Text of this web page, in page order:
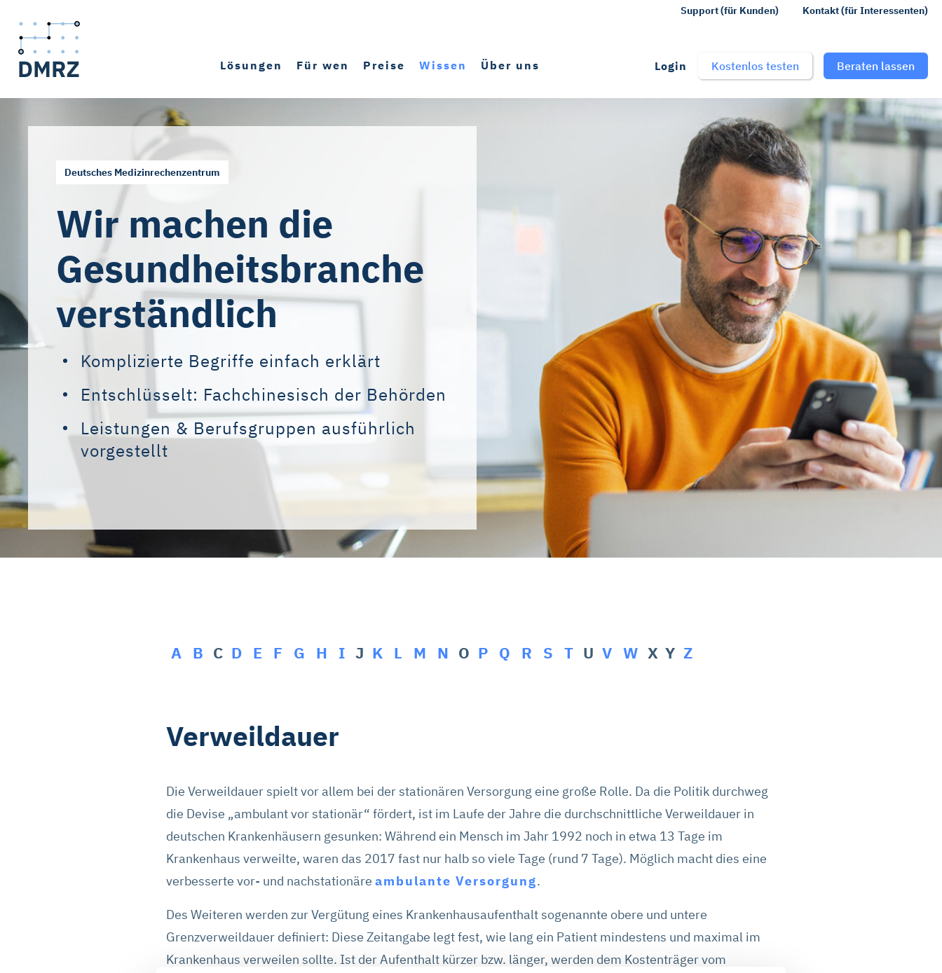
Support (für Kunden) Kontakt (für Interessenten)
Lösungen Für wen Preise Wissen Über uns Login Kostenlos testen Beraten lassen
Deutsches Medizinrechenzentrum
Wir machen die
Gesundheitsbranche
verständlich
Komplizierte Begriffe einfach erklärt
Entschlüsselt: Fachchinesisch der Behörden
Leistungen & Berufsgruppen ausführlich
vorgestellt
A B C D E F G H I J K L M N O P Q R S T U V W X Y Z
Verweildauer
Die Verweildauer spielt vor allem bei der stationären Versorgung eine große Rolle. Da die Politik durchweg
die Devise „ambulant vor stationär“ fördert, ist im Laufe der Jahre die durchschnittliche Verweildauer in
deutschen Krankenhäusern gesunken: Während ein Mensch im Jahr 1992 noch in etwa 13 Tage im
Krankenhaus verweilte, waren das 2017 fast nur halb so viele Tage (rund 7 Tage). Möglich macht dies eine
verbesserte vor- und nachstationäreambulante Versorgung.
Des Weiteren werden zur Vergütung eines Krankenhausaufenthalt sogenannte obere und untere
Grenzverweildauer definiert: Diese Zeitangabe legt fest, wie lang ein Patient mindestens und maximal im
Krankenhaus verweilen sollte. Ist der Aufenthalt kürzer bzw. länger, werden dem Kostenträger vom